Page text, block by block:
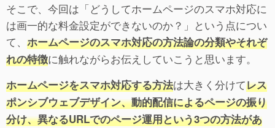
そこで、今回は「どうしてホームページのスマホ対応に
は画一的な料金設定ができないのか？」という点につい
て、 ホームページのスマホ対応の方法論の分類やそれぞ
れの特徴に触れながらお伝えしていこうと思います。
ホームページをスマホ対応する方法は大きく分けてレス
ポンシブウェブデザイン、動的配信によるページの振り
分け、異なるURLでのページ運用という3つの方法があ